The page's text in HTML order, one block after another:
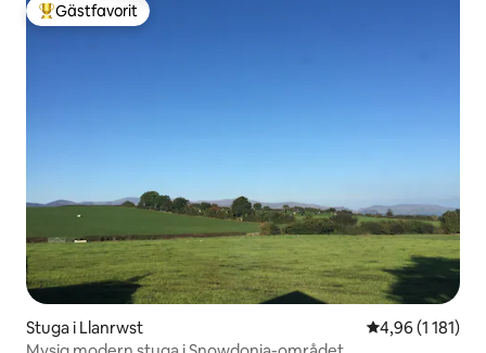
Populär gästfavorit
Gästfavorit
Stuga i Llanrwst 4,96 av 5 i
4,96 (1 181)